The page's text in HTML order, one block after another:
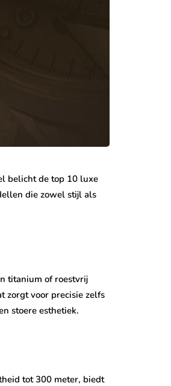
belicht de top 10 luxe
die zowel stijl als
titanium of roestvrij
zorgt voor precisie zelfs
stoere esthetiek.
tot 300 meter, biedt